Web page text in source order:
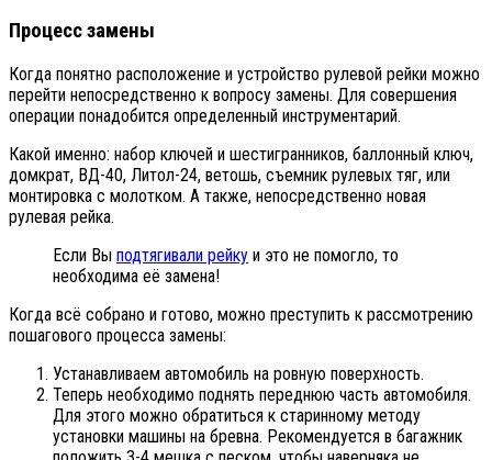
Процесс замены
Когда понятно расположение и устройство рулевой рейки можно
перейти непосредственно к вопросу замены. Для совершения
операции понадобится определенный инструментарий.
Какой именно: набор ключей и шестигранников, баллонный ключ,
домкрат, ВД-40, Литол-24, ветошь, съемник рулевых тяг, или
монтировка с молотком. А также, непосредственно новая
рулевая рейка.
Если Вы подтягивали рейку и это не помогло, то
необходима её замена!
Когда всё собрано и готово, можно преступить к рассмотрению
пошагового процесса замены:
Устанавливаем автомобиль на ровную поверхность.
Теперь необходимо поднять переднюю часть автомобиля.
Для этого можно обратиться к старинному методу
установки машины на бревна. Рекомендуется в багажник